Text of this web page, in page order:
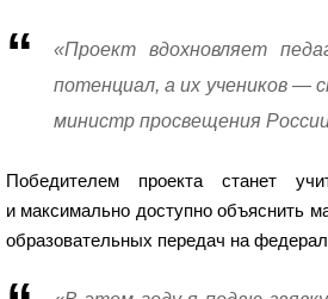
«Проект вдохновляет
потенциал, а их учеников
министр просвещения
Победителем проекта станет
и максимально доступно объяснить
образовательных передач на